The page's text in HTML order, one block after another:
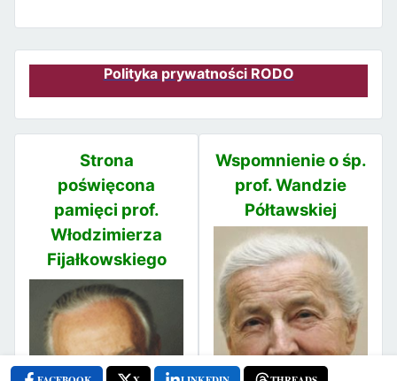
Polityka prywatności RODO
Strona
poświęcona
pamięci prof.
Włodzimierza
Fijałkowskiego
Wspomnienie o śp.
prof. Wandzie
Półtawskiej